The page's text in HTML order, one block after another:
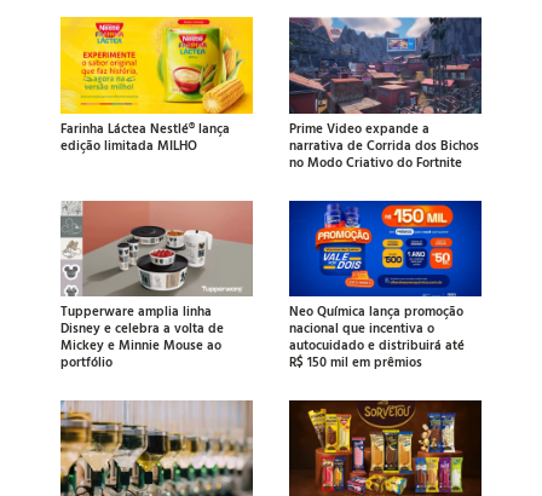
Farinha Láctea Nestlé® lança
edição limitada MILHO
Prime Video expande a
narrativa de Corrida dos Bichos
no Modo Criativo do Fortnite
Tupperware amplia linha
Disney e celebra a volta de
Mickey e Minnie Mouse ao
portfólio
Neo Química lança promoção
nacional que incentiva o
autocuidado e distribuirá até
R$ 150 mil em prêmios